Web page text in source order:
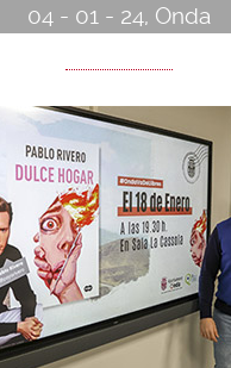
04 - 01 - 24, Onda